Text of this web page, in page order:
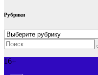
Рубрики
Рубрики
16+